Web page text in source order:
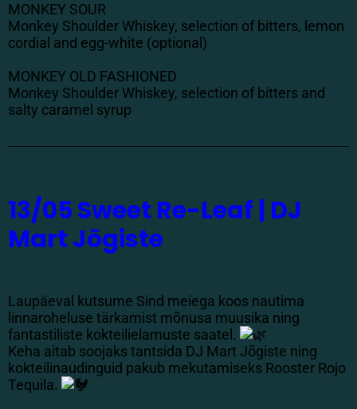
MONKEY SOUR
Monkey Shoulder Whiskey, selection of bitters, lemon
cordial and egg-white (optional)
MONKEY OLD FASHIONED
Monkey Shoulder Whiskey, selection of bitters and
salty caramel syrup
13/05 Sweet Re-Leaf | DJ
Mart Jõgiste
Laupäeval kutsume Sind meiega koos nautima
linnaroheluse tärkamist mõnusa muusika ning
fantastiliste kokteilielamuste saatel.
Keha aitab soojaks tantsida DJ Mart Jõgiste ning
kokteilinaudinguid pakub mekutamiseks Rooster Rojo
Tequila.